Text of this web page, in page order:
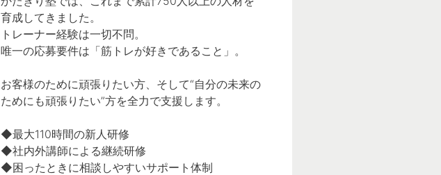
育成してきました。
トレーナー経験は一切不問。
唯一の応募要件は「筋トレが好きであること」。
お客様のために頑張りたい方、そして“自分の未来の
ためにも頑張りたい”方を全力で支援します。
◆最大110時間の新人研修
◆社内外講師による継続研修
◆困ったときに相談しやすいサポート体制